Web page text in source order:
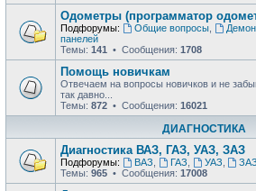
Одометры (программатор
Подфорумы: Общие вопросы,
панелей
Темы: 141 • Сообщения: 1708
Помощь новичкам
Отвечаем на вопросы новичков и не
так давно...
Темы: 872 • Сообщения: 16021
ДИАГНОСТИКА
Диагностика ВАЗ, ГАЗ, УАЗ, ЗАЗ
Подфорумы: ВАЗ ГАЗ УАЗ
ЗАЗ
Темы: 965 • Сообщения: 17008